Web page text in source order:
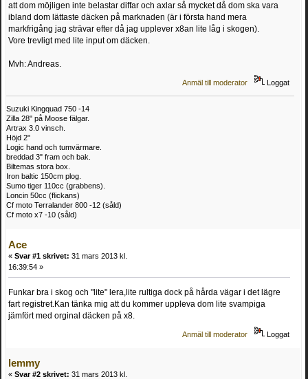
att dom möjligen inte belastar diffar och axlar så mycket då dom ska vara
ibland dom lättaste däcken på marknaden (är i första hand mera
markfrigång jag strävar efter då jag upplever x8an lite låg i skogen).
Vore trevligt med lite input om däcken.
Mvh: Andreas.
Anmäl till moderator Loggat
Suzuki Kingquad 750 -14
Zilla 28" på Moose fälgar.
Artrax 3.0 vinsch.
Höjd 2"
Logic hand och tumvärmare.
breddad 3" fram och bak.
Biltemas stora box.
Iron baltic 150cm plog.
Sumo tiger 110cc (grabbens).
Loncin 50cc (flickans)
Cf moto Terralander 800 -12 (såld)
Cf moto x7 -10 (såld)
Ace
« Svar #1 skrivet: 31 mars 2013 kl.
16:39:54 »
Funkar bra i skog och "lite" lera,lite rultiga dock på hårda vägar i det lägre
fart registret.Kan tänka mig att du kommer uppleva dom lite svampiga
jämfört med orginal däcken på x8.
Anmäl till moderator Loggat
lemmy
« Svar #2 skrivet: 31 mars 2013 kl.